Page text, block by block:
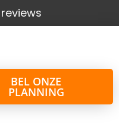
BEL ONZE
PLANNING